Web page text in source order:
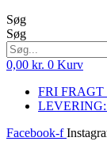
Søg
Søg
0,00 kr. 0 Kurv
FRI FRAGT
Facebook-f